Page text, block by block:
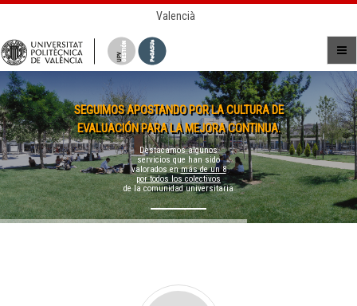
Valencià
SEGUIMOS APOSTANDO POR LA CULTURA DE
EVALUACIÓN PARA LA MEJORA CONTINUA.
Destacamos algunos
servicios que han sido
valorados enmás de un 8
por todos los colectivos
de la comunidad universitaria